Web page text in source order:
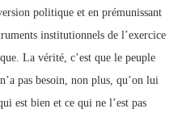
politique et en prémunissant
institutionnels de l’exercice
La vérité, c’est que le peuple
pas besoin, non plus, qu’on lui
est bien et ce qui ne l’est pas